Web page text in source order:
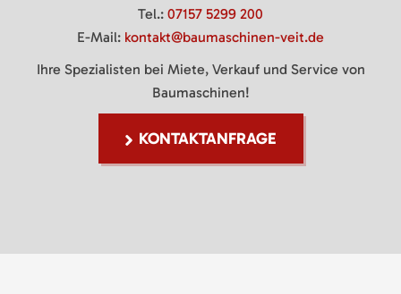
Tel.: 07157 5299 200
E-Mail: kontakt@baumaschinen-veit.de
Ihre Spezialisten bei Miete, Verkauf und Service von
Baumaschinen!
KONTAKTANFRAGE